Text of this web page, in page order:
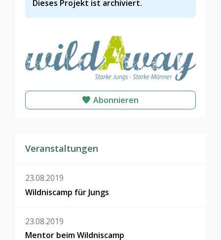
Dieses Projekt ist archiviert.
Abonnieren
Veranstaltungen
23.08.2019
Wildniscamp für Jungs
23.08.2019
Mentor beim Wildniscamp